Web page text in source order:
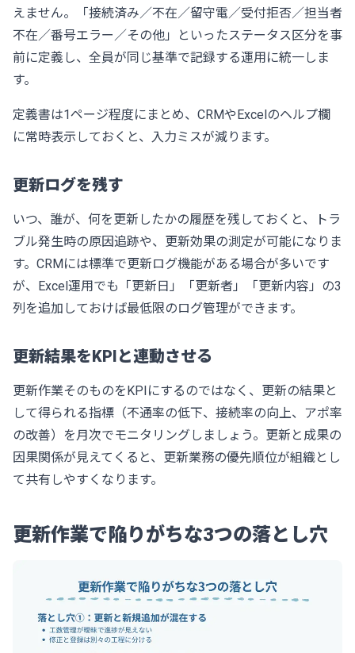
えません。「接続済み／不在／留守電／受付拒否／担当者
不在／番号エラー／その他」といったステータス区分を事
前に定義し、全員が同じ基準で記録する運用に統一しま
す。
定義書は1ページ程度にまとめ、CRMやExcelのヘルプ欄
に常時表示しておくと、入力ミスが減ります。
更新ログを残す
いつ、誰が、何を更新したかの履歴を残しておくと、トラ
ブル発生時の原因追跡や、更新効果の測定が可能になりま
す。CRMには標準で更新ログ機能がある場合が多いです
が、Excel運用でも「更新日」「更新者」「更新内容」の3
列を追加しておけば最低限のログ管理ができます。
更新結果をKPIと連動させる
更新作業そのものをKPIにするのではなく、更新の結果と
して得られる指標（不通率の低下、接続率の向上、アポ率
の改善）を月次でモニタリングしましょう。更新と成果の
因果関係が見えてくると、更新業務の優先順位が組織とし
て共有しやすくなります。
更新作業で陥りがちな3つの落とし穴